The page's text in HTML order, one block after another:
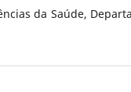
da Saúde,